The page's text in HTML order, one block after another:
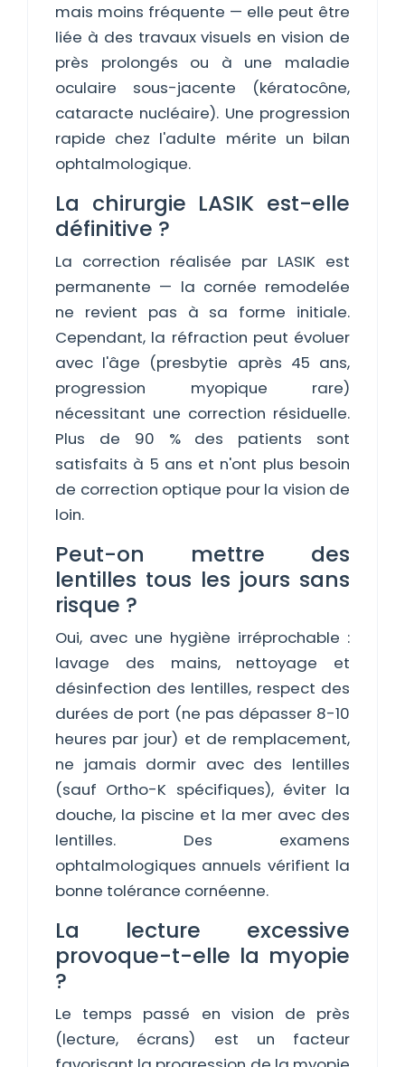
mais moins fréquente — elle peut être
liée à des travaux visuels en vision de
près prolongés ou à une maladie
oculaire sous-jacente (kératocône,
cataracte nucléaire). Une progression
rapide chez l'adulte mérite un bilan
ophtalmologique.
La chirurgie LASIK est-elle
définitive ?
La correction réalisée par LASIK est
permanente — la cornée remodelée
ne revient pas à sa forme initiale.
Cependant, la réfraction peut évoluer
avec l'âge (presbytie après 45 ans,
progression myopique rare)
nécessitant une correction résiduelle.
Plus de 90 % des patients sont
satisfaits à 5 ans et n'ont plus besoin
de correction optique pour la vision de
loin.
Peut-on mettre des
lentilles tous les jours sans
risque ?
Oui, avec une hygiène irréprochable :
lavage des mains, nettoyage et
désinfection des lentilles, respect des
durées de port (ne pas dépasser 8-10
heures par jour) et de remplacement,
ne jamais dormir avec des lentilles
(sauf Ortho-K spécifiques), éviter la
douche, la piscine et la mer avec des
lentilles. Des examens
ophtalmologiques annuels vérifient la
bonne tolérance cornéenne.
La lecture excessive
provoque-t-elle la myopie
?
Le temps passé en vision de près
(lecture, écrans) est un facteur